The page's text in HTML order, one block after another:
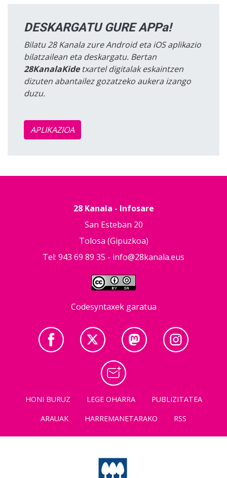
DESKARGATU GURE APPa!
Bilatu 28 Kanala zure Android eta iOS aplikazio
bilatzailean eta deskargatu. Bertan
28KanalaKidetxartel digitalak eskaintzen
dizuten abantailez gozatzeko aukera izango
duzu.
APLIKAZIOA
28 Kanala - Infosare
San Esteban 20
Tolosa (Gipuzkoa)
Tel: 943 69 89 35 - info@28kanala.eus
Codesyntaxek garatua
HONI BURUZ LEGE OHARRA
PUBLIZITATEA
ARAUAK
HARREMANETARAKO RSS